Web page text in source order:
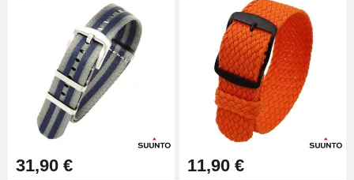
Kit pour Raccourcir Bracelet
Montre
7,90 €
Kit Réparation Montre Débutant
31,90 € 11,90 €